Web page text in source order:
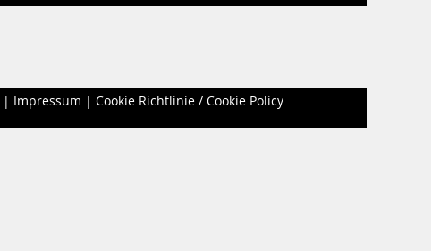
| Impressum | Cookie Richtlinie / Cookie Policy